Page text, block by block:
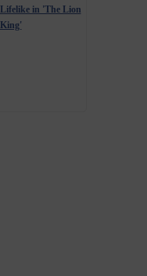
Lifelike in 'The Lion
King'